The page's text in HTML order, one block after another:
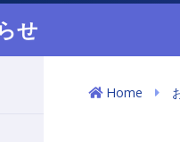
せ
Home